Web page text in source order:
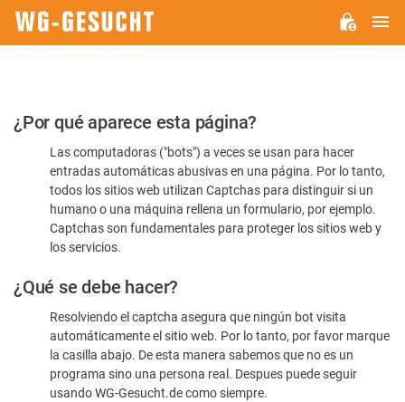
Por
favor,
confirme
humano
¿Por qué aparece esta página?
Las computadoras ("bots") a veces se usan para hacer
entradas automáticas abusivas en una página. Por lo tanto,
todos los sitios web utilizan Captchas para distinguir si un
humano o una máquina rellena un formulario, por ejemplo.
Captchas son fundamentales para proteger los sitios web y
los servicios.
¿Qué se debe hacer?
Resolviendo el captcha asegura que ningún bot visita
automáticamente el sitio web. Por lo tanto, por favor marque
la casilla abajo. De esta manera sabemos que no es un
programa sino una persona real. Despues puede seguir
usando WG-Gesucht.de como siempre.